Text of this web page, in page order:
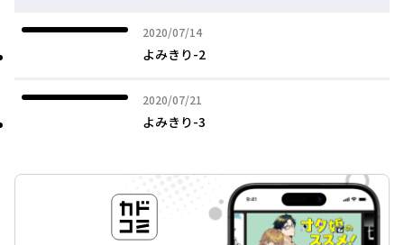
2020/07/14
2020年07月14日
よみきり-2
2020/07/21
2020年07月21日
よみきり-3